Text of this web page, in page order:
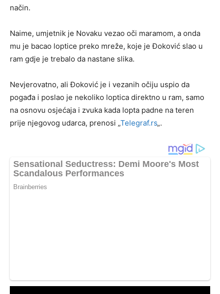
način.
Naime, umjetnik je Novaku vezao oči maramom, a onda
mu je bacao loptice preko mreže, koje je Đoković slao u
ram gdje je trebalo da nastane slika.
Nevjerovatno, ali Đoković je i vezanih očiju uspio da
pogađa i poslao je nekoliko loptica direktno u ram, samo
na osnovu osjećaja i zvuka kada lopta padne na teren
prije njegovog udarca, prenosi „Telegraf.rs„.